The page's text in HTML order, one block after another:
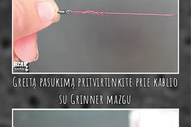
Greitą pasukimą pritvirtinkite prie kablio
su Grinner mazgu